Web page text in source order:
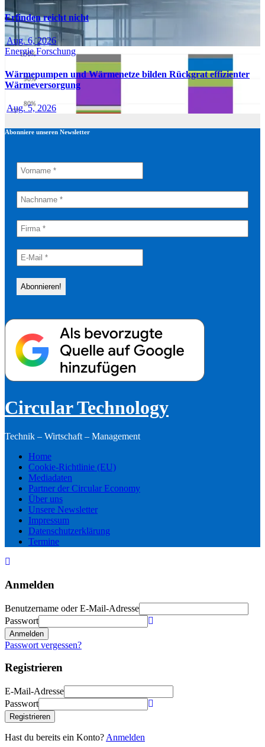
Erfinden reicht nicht
Aug. 6, 2026
EnergieForschung
Wärmepumpen und Wärmenetze bilden Rückgrat effizienter
Wärmeversorgung
Aug. 5, 2026
Abonniere unseren Newsletter
Circular Technology
Technik – Wirtschaft – Management
Home
Cookie-Richtlinie (EU)
Mediadaten
Partner der Circular Economy
Über uns
Unsere Newsletter
Impressum
Datenschutzerklärung
Termine
Anmelden
Benutzername oder E-Mail-Adresse
Passwort
Anmelden
Passwort vergessen?
Registrieren
E-Mail-Adresse
Passwort
Registrieren
Hast du bereits ein Konto? Anmelden